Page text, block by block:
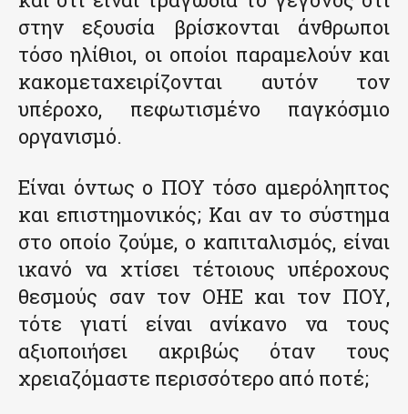
στην εξουσία βρίσκονται άνθρωποι
τόσο ηλίθιοι, οι οποίοι παραμελούν και
κακομεταχειρίζονται αυτόν τον
υπέροχο, πεφωτισμένο παγκόσμιο
οργανισμό.
Είναι όντως ο ΠΟΥ τόσο αμερόληπτος
και επιστημονικός; Και αν το σύστημα
στο οποίο ζούμε, ο καπιταλισμός, είναι
ικανό να χτίσει τέτοιους υπέροχους
θεσμούς σαν τον ΟΗΕ και τον ΠΟΥ,
τότε γιατί είναι ανίκανο να τους
αξιοποιήσει ακριβώς όταν τους
χρειαζόμαστε περισσότερο από ποτέ;